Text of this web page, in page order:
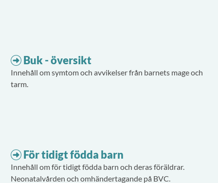
Buk - översikt
Innehåll om symtom och avvikelser från barnets mage och
tarm.
För tidigt födda barn
Innehåll om för tidigt födda barn och deras föräldrar.
Neonatalvården och omhändertagande på BVC.